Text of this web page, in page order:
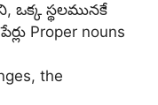
ఒక్క స్థలమునకే
Proper nouns
the